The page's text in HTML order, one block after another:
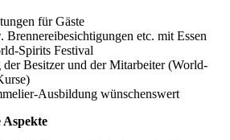
für Gäste
Brennereibesichtigungen etc. mit Essen
Spirits Festival
der Besitzer und der Mitarbeiter (World-
Ausbildung wünschenswert